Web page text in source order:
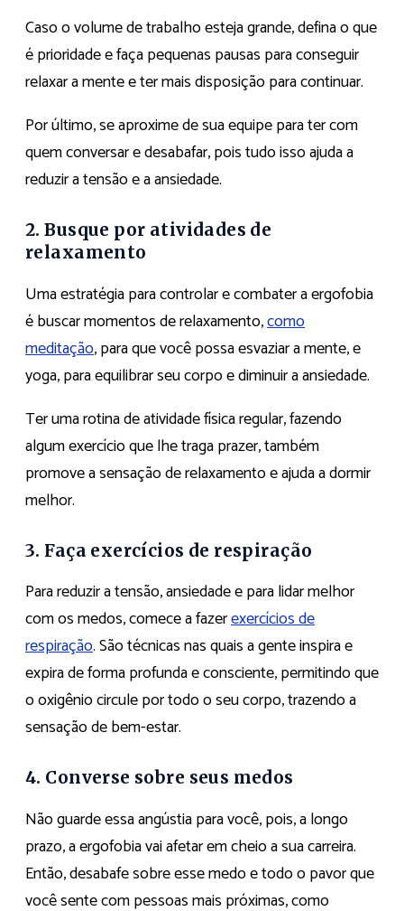
Caso o volume de trabalho esteja grande, defina o que
é prioridade e faça pequenas pausas para conseguir
relaxar a mente e ter mais disposição para continuar.
Por último, se aproxime de sua equipe para ter com
quem conversar e desabafar, pois tudo isso ajuda a
reduzir a tensão e a ansiedade.
2. Busque por atividades de
relaxamento
Uma estratégia para controlar e combater a ergofobia
é buscar momentos de relaxamento,como
meditação, para que você possa esvaziar a mente, e
yoga, para equilibrar seu corpo e diminuir a ansiedade.
Ter uma rotina de atividade física regular, fazendo
algum exercício que lhe traga prazer, também
promove a sensação de relaxamento e ajuda a dormir
melhor.
3. Faça exercícios de respiração
Para reduzir a tensão, ansiedade e para lidar melhor
com os medos, comece a fazerexercícios de
respiração. São técnicas nas quais a gente inspira e
expira de forma profunda e consciente, permitindo que
o oxigênio circule por todo o seu corpo, trazendo a
sensação de bem-estar.
4. Converse sobre seus medos
Não guarde essa angústia para você, pois, a longo
prazo, a ergofobia vai afetar em cheio a sua carreira.
Então, desabafe sobre esse medo e todo o pavor que
você sente com pessoas mais próximas, como